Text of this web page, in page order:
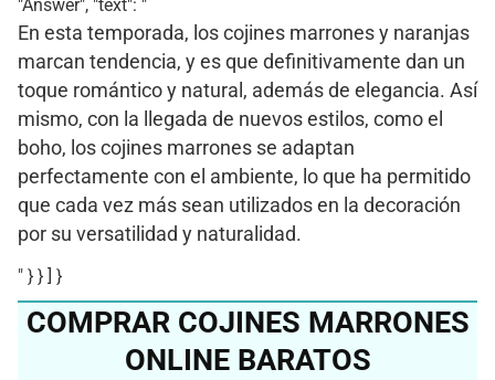
"Answer", "text": "
En esta temporada, los cojines marrones y naranjas
marcan tendencia, y es que definitivamente dan un
toque romántico y natural, además de elegancia. Así
mismo, con la llegada de nuevos estilos, como el
boho, los cojines marrones se adaptan
perfectamente con el ambiente, lo que ha permitido
que cada vez más sean utilizados en la decoración
por su versatilidad y naturalidad.
" } } ] }
COMPRAR COJINES MARRONES
ONLINE BARATOS